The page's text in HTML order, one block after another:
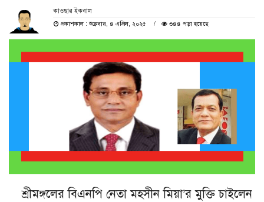
কাওছার ইকবাল
প্রকাশকাল : শুক্রবার, ৪ এপ্রিল, ২০২৫
৩৪৪ পড়া হয়েছে
শ্রীমঙ্গলের বিএনপি নেতা মহসীন মিয়া’র মুক্তি চাইলেন